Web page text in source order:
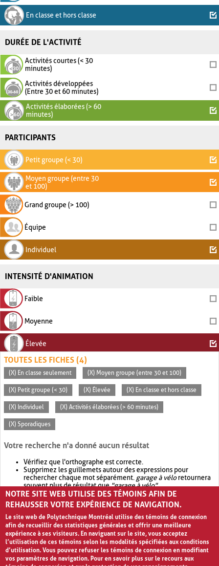
En classe et hors classe
DURÉE DE L'ACTIVITÉ
Activités courtes (< 30
minutes)
Activités développées
(Entre 30 et 60 minutes)
Activités élaborées (> 60
minutes)
PARTICIPANTS
Petit groupe (< 30)
Moyen groupe (entre 30
et 100)
Grand groupe (> 100)
Équipe
Individuel
INTENSITÉ D'ANIMATION
Faible
Moyenne
Élevée
TOUTES LES FICHES (4)
(X) En classe seulement (X) Moyen groupe (entre 30 et 100)
(X) Petit groupe (< 30) (X) Élevée (X) En classe et hors classe
(X) Individuel (X) Activités élaborées (> 60 minutes)
(X) Sporadiques
Votre recherche n'a donné aucun résultat
Vérifiez que l'orthographe est correcte.
Supprimez les guillemets autour des expressions pour
rechercher chaque mot séparément. garage à véloretournera
souvent plus de résultat que"garage à vélo".
Envisagez d'élargir votre recherche avec OR.garage OR vélo
retournera souvent plus de résultat quegarage à vélo
NOTRE SITE WEB UTILISE DES TÉMOINS AFIN DE
REHAUSSER VOTRE EXPÉRIENCE DE NAVIGATION.
Le site web de Polytechnique Montréal utilise des témoins de connexion
afin de recueillir des statistiques générales et offrir une meilleure
expérience à ses visiteurs. En naviguant sur le site, vous acceptez
l’utilisation de ces témoins selon les modalités spécifiées aux conditions
d’utilisation. Vous pouvez refuser les témoins de connexion en modifiant
vos paramètres de navigation. Pour en savoir plus sur le recours aux